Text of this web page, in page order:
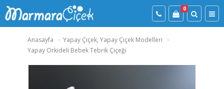
0
Anasayfa
Yapay Çiçek, Yapay Çiçek Modelleri
Yapay Orkideli Bebek Tebrik Çiçeği